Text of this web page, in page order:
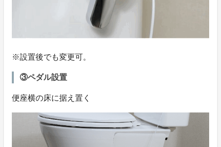
※設置後でも変更可。
③ペダル設置
便座横の床に据え置く